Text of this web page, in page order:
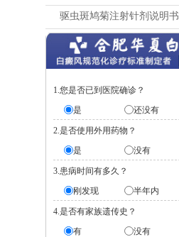
驱虫斑鸠菊注射针剂说明书
1.您是否已到医院确诊？
是
还没有
2.是否使用外用药物？
是
没有
3.患病时间有多久？
刚发现
半年内
4.是否有家族遗传史？
有
没有